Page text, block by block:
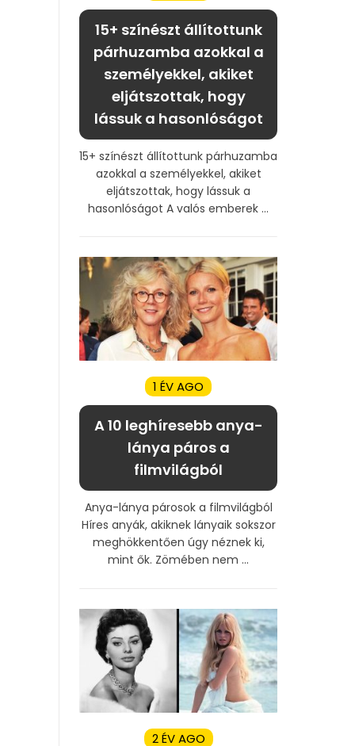
15+ színészt állítottunk
párhuzamba azokkal a
személyekkel, akiket
eljátszottak, hogy
lássuk a hasonlóságot
15+ színészt állítottunk párhuzamba
azokkal a személyekkel, akiket
eljátszottak, hogy lássuk a
hasonlóságot A valós emberek ...
1 ÉV AGO
A 10 leghíresebb anya-
lánya páros a
filmvilágból
Anya-lánya párosok a filmvilágból
Híres anyák, akiknek lányaik sokszor
meghökkentően úgy néznek ki,
mint ők. Zömében nem ...
2 ÉV AGO